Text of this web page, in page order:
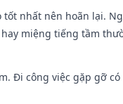
nhất nên hoãn lại.
miệng tiếng tầm
Đi công việc gặp gỡ